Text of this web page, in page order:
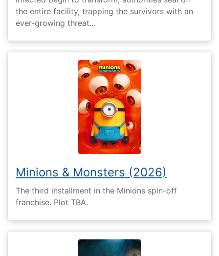
the entire facility, trapping the survivors with an
ever-growing threat…
Minions & Monsters (2026)
The third installment in the Minions spin-off
franchise. Plot TBA.